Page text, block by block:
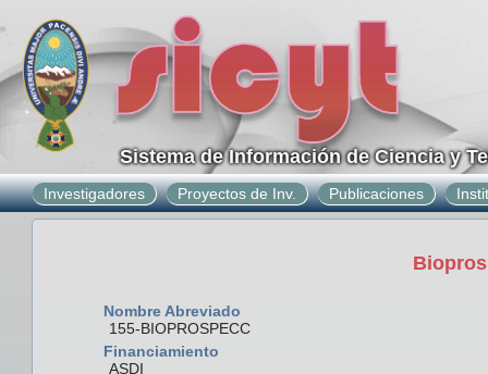
Sistema de Información de Ciencia y
Investigadores Proyectos de Inv. Publicaciones
Nombre Abreviado
155-BIOPROSPECC
Financiamiento
ASDI